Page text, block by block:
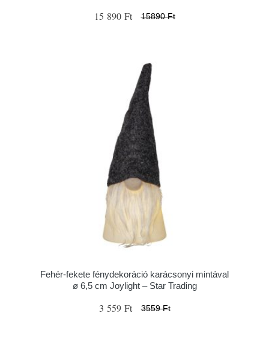
15 890 Ft 15890 Ft
Fehér-fekete fénydekoráció karácsonyi mintával
ø 6,5 cm Joylight – Star Trading
3 559 Ft 3559 Ft